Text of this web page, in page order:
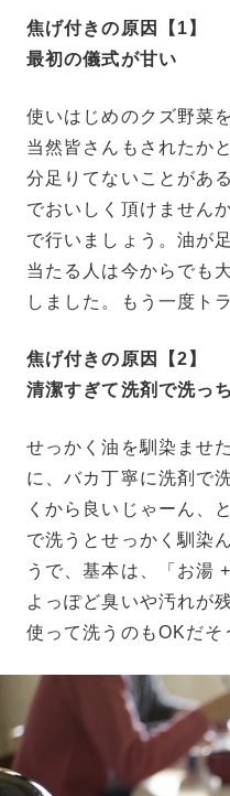
焦げ付きの原因【1】
最初の儀式が甘い
使いはじめのクズ野菜
当然皆さんもされたか
分足りてないことがあ
でおいしく頂けません
で行いましょう。油が
当たる人は今からでも
しました。もう一度ト
焦げ付きの原因【2】
清潔すぎて洗剤で洗っ
せっかく油を馴染ませ
に、バカ丁寧に洗剤で
くから良いじゃーん、
で洗うとせっかく馴染
うで、基本は、「お湯
よっぽど臭いや汚れが
使って洗うのもOKだそ